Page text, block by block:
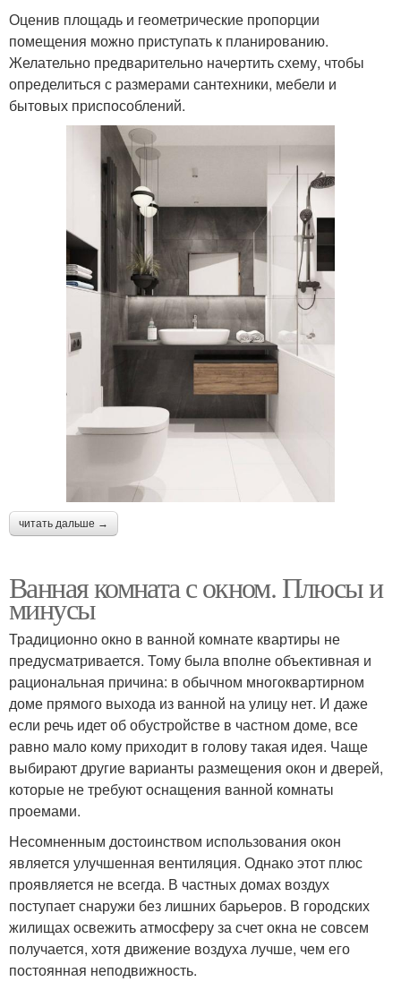
Оценив площадь и геометрические пропорции
помещения можно приступать к планированию.
Желательно предварительно начертить схему, чтобы
определиться с размерами сантехники, мебели и
бытовых приспособлений.
читать дальше →
Ванная комната с окном. Плюсы и
минусы
Традиционно окно в ванной комнате квартиры не
предусматривается. Тому была вполне объективная и
рациональная причина: в обычном многоквартирном
доме прямого выхода из ванной на улицу нет. И даже
если речь идет об обустройстве в частном доме, все
равно мало кому приходит в голову такая идея. Чаще
выбирают другие варианты размещения окон и дверей,
которые не требуют оснащения ванной комнаты
проемами.
Несомненным достоинством использования окон
является улучшенная вентиляция. Однако этот плюс
проявляется не всегда. В частных домах воздух
поступает снаружи без лишних барьеров. В городских
жилищах освежить атмосферу за счет окна не совсем
получается, хотя движение воздуха лучше, чем его
постоянная неподвижность.